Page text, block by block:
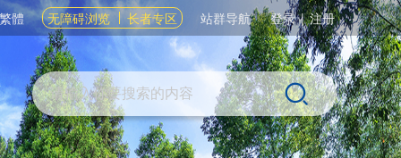
繁體 无障碍浏览 长者专区 站群导航 登录|注册